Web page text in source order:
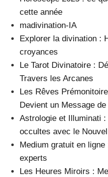
cette année
madivination-IA
Explorer la divination :
croyances
Le Tarot Divinatoire :
Travers les Arcanes
Les Rêves
Devient un Message de
Astrologie et Illuminati
occultes avec le
Medium gratuit en
experts
Les Heures Miroirs :